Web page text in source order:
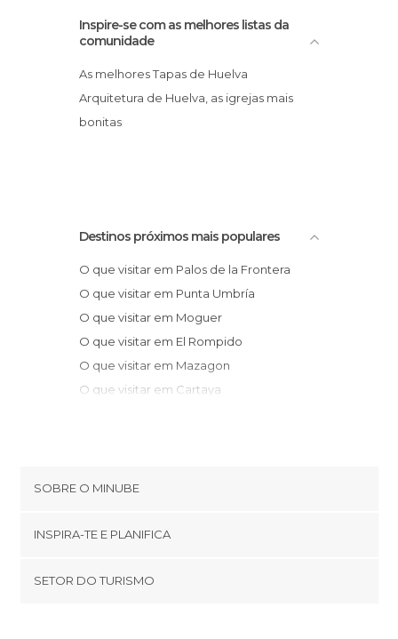
Inspire-se com as melhores listas da
comunidade
As melhores Tapas de Huelva
Arquitetura de Huelva, as igrejas mais
bonitas
Destinos próximos mais populares
O que visitar em Palos de la Frontera
O que visitar em Punta Umbría
O que visitar em Moguer
O que visitar em El Rompido
O que visitar em Mazagon
O que visitar em Cartaya
O que visitar em Isla Cristina
Condado
O que visitar em Ayamonte
SOBRE O MINUBE
Términos e Condições
INSPIRA-TE E PLANIFICA
SETOR DO TURISMO